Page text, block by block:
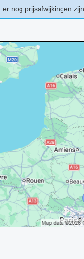
nog prijsafwijkingen zijn.